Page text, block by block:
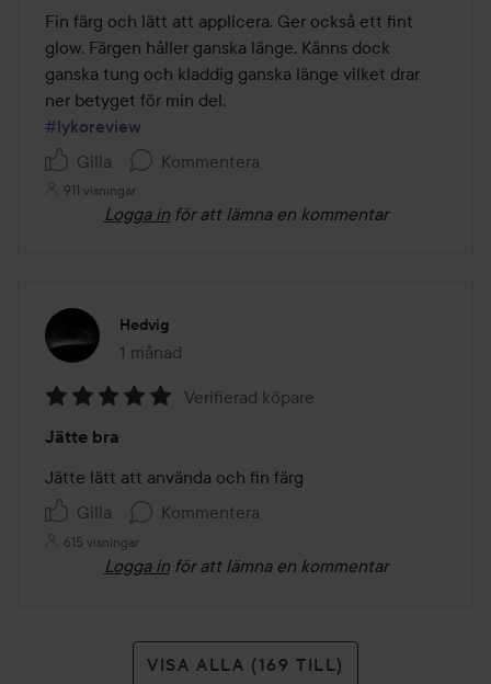
av
5
Fin färg och lätt att applicera. Ger också ett fint
glow. Färgen håller ganska länge. Känns dock
ganska tung och kladdig ganska länge vilket drar
#lykoreview
Gilla
Kommentera
911 visningar
Logga in för att lämna en kommentar
Hedvig
1 månad
Inlägget skapades 1 månad
5
av
5
Verifierad köpare
Jätte bra
Jätte lätt att använda och fin färg
Gilla
Kommentera
615 visningar
Logga in för att lämna en kommentar
VISA ALLA (169 TILL)